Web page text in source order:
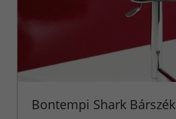
Bontempi Shark Bárszék